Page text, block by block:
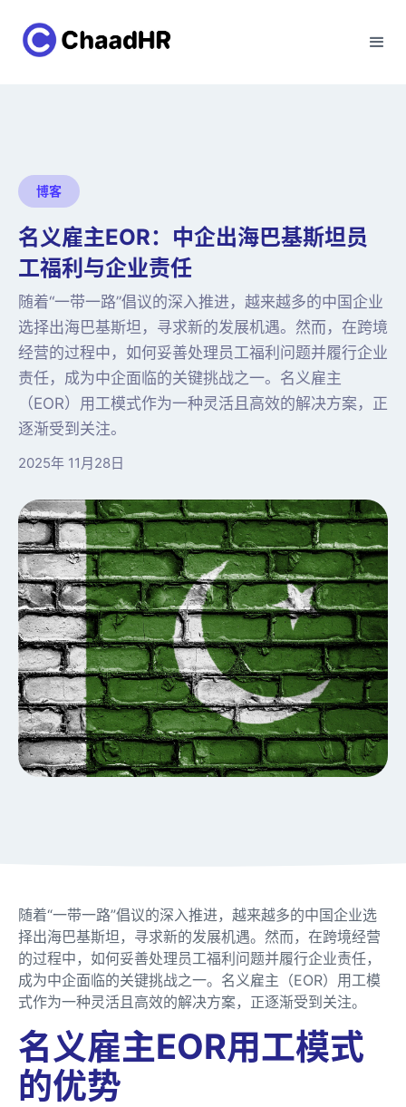
博客
名义雇主EOR：中企出海巴基斯坦员
工福利与企业责任
随着“一带一路”倡议的深入推进，越来越多的中国企业
选择出海巴基斯坦，寻求新的发展机遇。然而，在跨境
经营的过程中，如何妥善处理员工福利问题并履行企业
责任，成为中企面临的关键挑战之一。名义雇主
（EOR）用工模式作为一种灵活且高效的解决方案，正
逐渐受到关注。
2025年 11月28日
随着“一带一路”倡议的深入推进，越来越多的中国企业选
择出海巴基斯坦，寻求新的发展机遇。然而，在跨境经营
的过程中，如何妥善处理员工福利问题并履行企业责任，
成为中企面临的关键挑战之一。名义雇主（EOR）用工模
式作为一种灵活且高效的解决方案，正逐渐受到关注。
名义雇主EOR用工模式
的优势